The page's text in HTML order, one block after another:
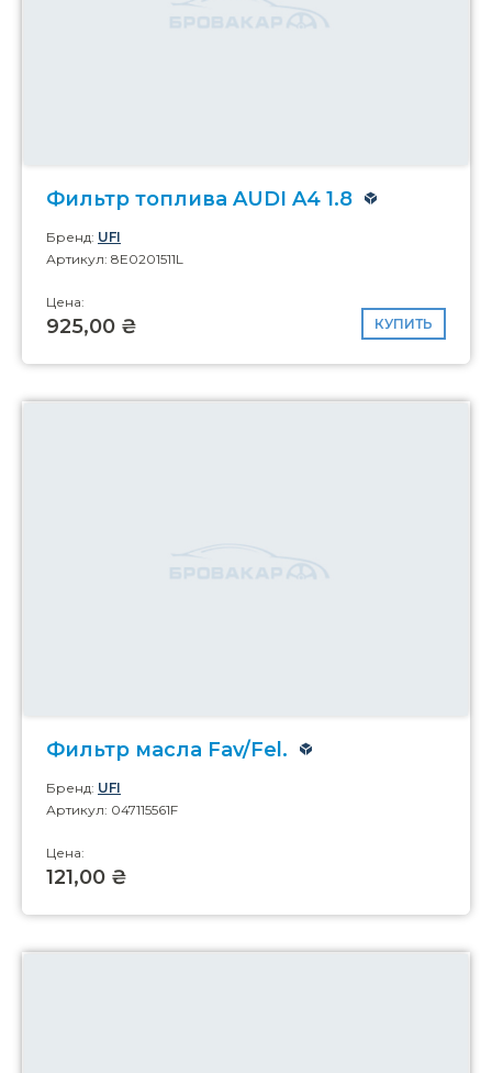
Фильтр топлива AUDI A4 1.8
Бренд: UFI
Артикул: 8E0201511L
Цена:
925,00 ₴ КУПИТЬ
Фильтр масла Fav/Fel.
Бренд: UFI
Артикул: 047115561F
Цена:
121,00 ₴